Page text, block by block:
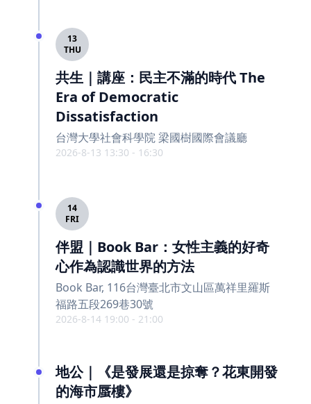
13
THU
共生｜講座：民主不滿的時代 The
Era of Democratic
Dissatisfaction
台灣大學社會科學院 梁國樹國際會議廳
2026-8-13 13:30 - 16:30
14
FRI
伴盟｜Book Bar：女性主義的好奇
心作為認識世界的方法
Book Bar, 116台灣臺北市文山區萬祥里羅斯
福路五段269巷30號
2026-8-14 19:00 - 21:00
地公｜《是發展還是掠奪？花東開發
的海市蜃樓》